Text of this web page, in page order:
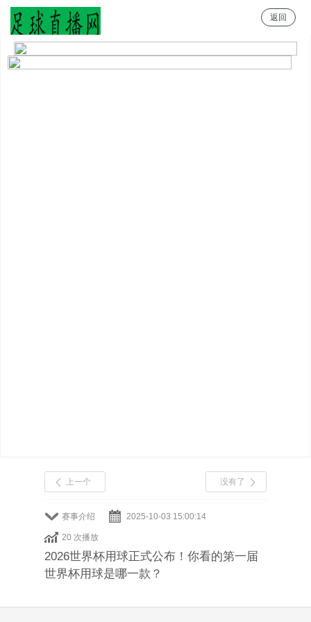
足球直播网
返回
赛事介绍 2025-10-03 15:00:14
20 次播放
上一个 没有了
2026世界杯用球正式公布！你看的第一届
世界杯用球是哪一款？